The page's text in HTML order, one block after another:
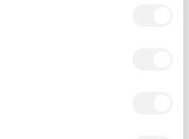
MAX? Neem contact op met